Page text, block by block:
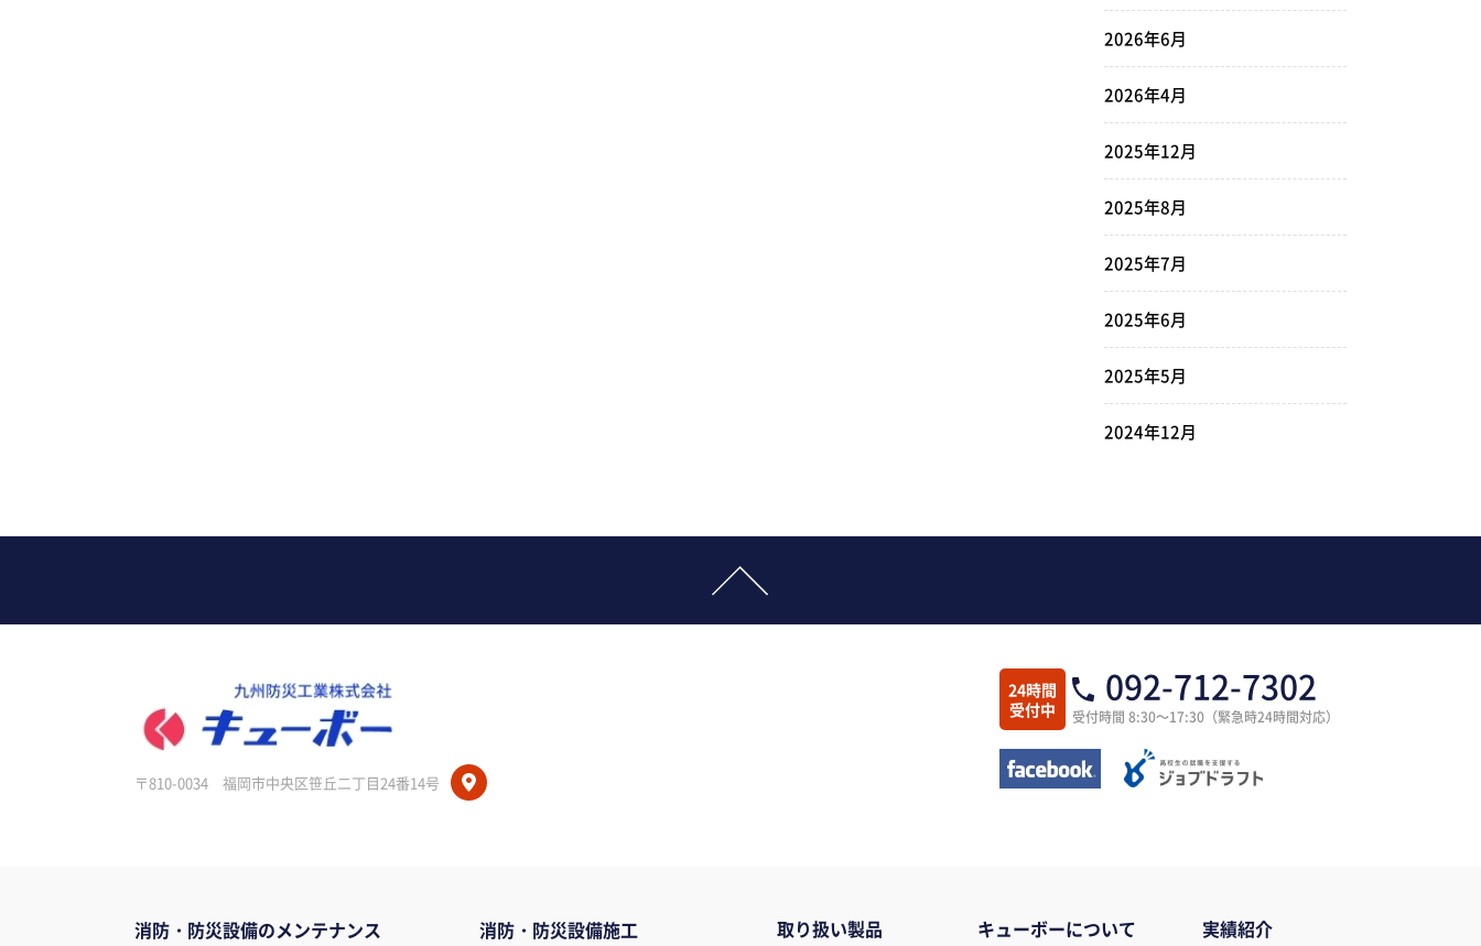
2026年6月
2026年4月
2025年12月
2025年8月
2025年7月
2025年6月
2025年5月
2024年12月
〒810-0034 福岡市中央区笹丘二丁目24番14号
24時間
受付中
092-712-7302
受付時間 8:30～17:30（緊急時24時間対応）
消防・防災設備のメンテナンス 消防・防災設備施工 取り扱い製品 キューボーについて 実績紹介